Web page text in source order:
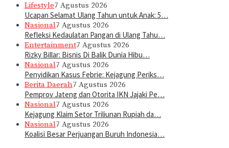
Lifestyle7 Agustus 2026
Ucapan Selamat Ulang Tahun untuk Anak: 5…
Nasional7 Agustus 2026
Refleksi Kedaulatan Pangan di Ulang Tahu…
Entertainment7 Agustus 2026
Rizky Billar: Bisnis Di Balik Dunia Hibu…
Nasional7 Agustus 2026
Penyidikan Kasus Febrie: Kejagung Periks…
Berita Daerah7 Agustus 2026
Pemprov Jateng dan Otorita IKN Jajaki Pe…
Nasional7 Agustus 2026
Kejagung Klaim Setor Triliunan Rupiah da…
Nasional7 Agustus 2026
Koalisi Besar Perjuangan Buruh Indonesia…